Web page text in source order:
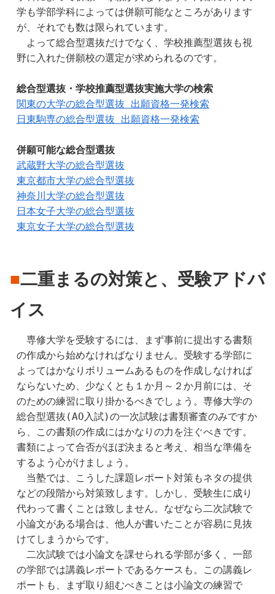
学も学部学科によっては併願可能なところがあります
が、それでも数は限られています。
よって総合型選抜だけでなく、学校推薦型選抜も視
野に入れた併願校の選定が求められるのです。
総合型選抜・学校推薦型選抜実施大学の検索
関東の大学の総合型選抜 出願資格一発検索
日東駒専の総合型選抜 出願資格一発検索
併願可能な総合型選抜
武蔵野大学の総合型選抜
東京都市大学の総合型選抜
神奈川大学の総合型選抜
日本女子大学の総合型選抜
東京女子大学の総合型選抜
■二重まるの対策と、受験アドバ
イス
専修大学を受験するには、まず事前に提出する書類
の作成から始めなければなりません。受験する学部に
よってはかなりボリュームあるものを作成しなければ
ならないため、少なくとも１か月～２か月前には、そ
のための練習に取り掛かるべきでしょう。専修大学の
総合型選抜(AO入試)の一次試験は書類審査のみですか
ら、この書類の作成にはかなりの力を注ぐべきです。
書類によって合否がほぼ決まると考え、相当な準備を
するよう心がけましょう。
当塾では、こうした課題レポート対策もネタの提供
などの段階から対策致します。しかし、受験生に成り
代わって書くことは致しません。なぜなら二次試験で
小論文がある場合は、他人が書いたことが容易に見抜
けてしまうからです。
二次試験では小論文を課せられる学部が多く、一部
の学部では講義レポートであるケースも。この講義レ
ポートも、まず取り組むべきことは小論文の練習で